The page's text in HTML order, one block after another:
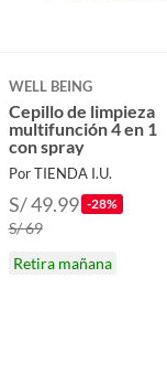
WELL BEING
Cepillo de limpieza
multifunción 4 en 1
con spray
Por TIENDA I.U.
S/ 49.99 -28%
S/ 69
Retira mañana